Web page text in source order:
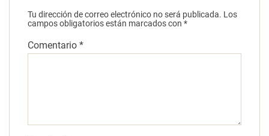
Tu dirección de correo electrónico no será publicada. Los
campos obligatorios están marcados con *
Comentario *